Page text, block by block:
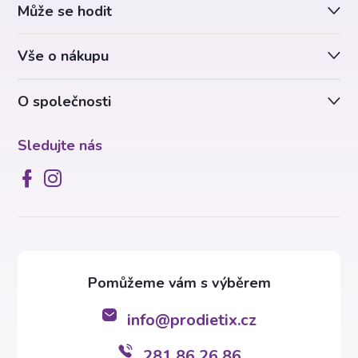
v
k
v
ý
p
O společnosti
Sledujte nás
Může se hodit
Vše o nákupu
info@prodietix.cz